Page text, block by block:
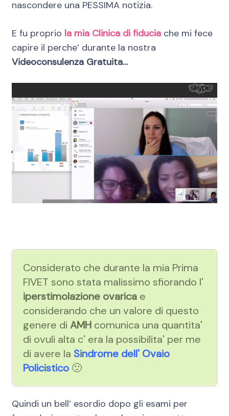
nascondere una PESSIMA notizia.
E fu proprio la mia Clinica di fiducia che mi fece
capire il perche’ durante la nostra
Videoconsulenza Gratuita…
Considerato che durante la mia Prima
FIVET sono stata malissimo sfiorando l'
iperstimolazione ovarica e
considerando che un valore di questo
genere di AMH comunica una quantita'
di ovuli alta c' era la possibilita' per me
di avere la Sindrome dell' Ovaio
Policistico 🙁
Quindi un bell’ esordio dopo gli esami per